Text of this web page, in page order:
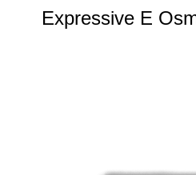
Expressive E